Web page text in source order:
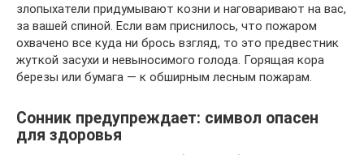
злопыхатели придумывают козни и наговаривают на вас,
за вашей спиной. Если вам приснилось, что пожаром
охвачено все куда ни брось взгляд, то это предвестник
жуткой засухи и невыносимого голода. Горящая кора
березы или бумага — к обширным лесным пожарам.
Сонник предупреждает: символ опасен
для здоровья